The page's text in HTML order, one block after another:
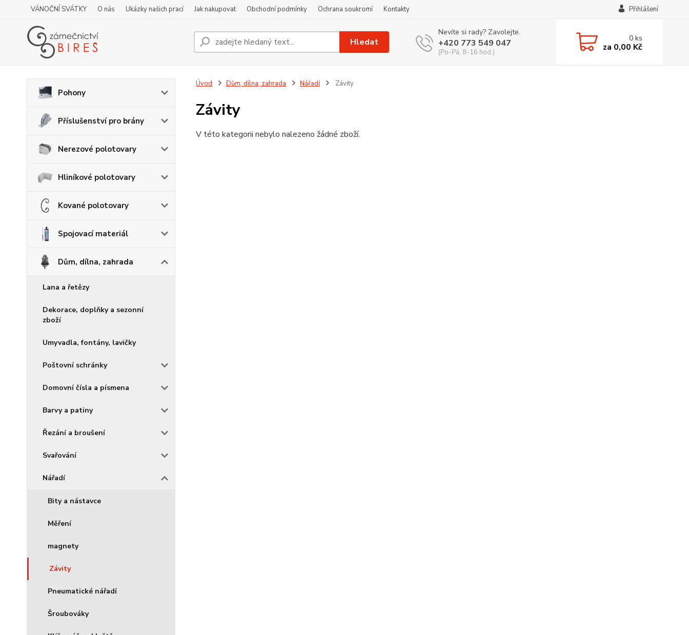
VÁNOČNÍ SVÁTKY O nás Ukázky našich prací Jak nakupovat Obchodní podmínky Ochrana soukromí Kontakty Přihlášení
Hledat
Nevíte si rady? Zavolejte.
+420 773 549 047
(Po-Pá, 8-16 hod.)
0ks
za 0,00 Kč
Pohony
Příslušenství pro brány
Nerezové polotovary
Hliníkové polotovary
Kované polotovary
Spojovací materiál
Dům, dílna, zahrada
Lana a řetězy
Dekorace, doplňky a sezonní
zboží
Umyvadla, fontány, lavičky
Poštovní schránky
Domovní čísla a písmena
Barvy a patiny
Řezání a broušení
Svařování
Nářadí
Bity a nástavce
Měření
magnety
Závity
Pneumatické nářadí
Šroubováky
Úvod Dům, dílna, zahrada Nářadí Závity
Závity
V této kategorii nebylo nalezeno žádné zboží.